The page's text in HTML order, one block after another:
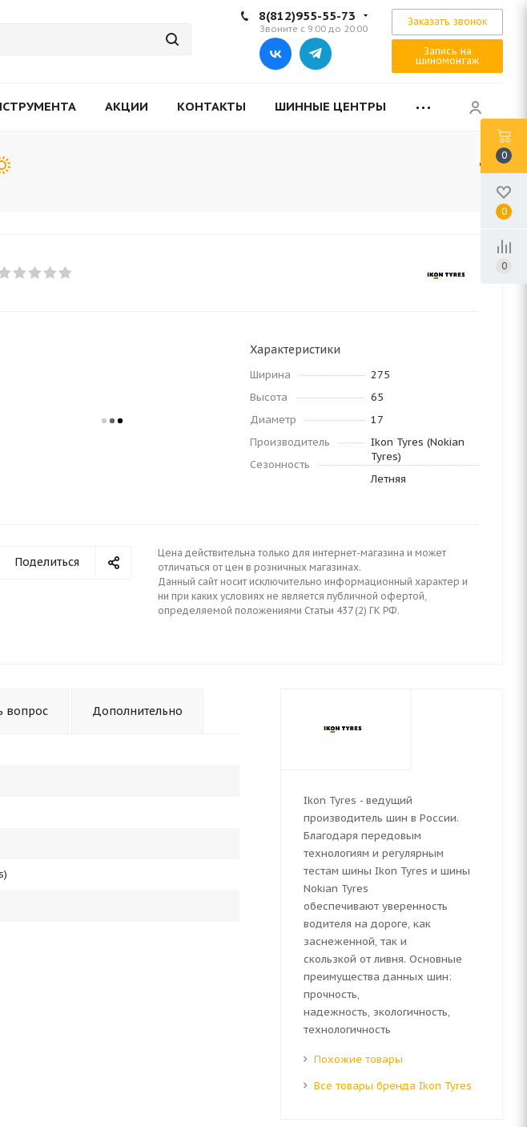
8(812)955-55-73
Звоните с 9:00 до 20:00
Заказать звонок
Запись на
шиномонтаж
АКЦИИ КОНТАКТЫ ШИННЫЕ ЦЕНТРЫ
Характеристики
Ширина
275
Высота
65
Диаметр
17
Производитель
Ikon Tyres (Nokian
Tyres)
Сезонность
Летняя
Поделиться
Цена действительна только для интернет-магазина и может
отличаться от цен в розничных магазинах.
Данный сайт носит исключительно информационный характер и
ни при каких условиях не является публичной офертой,
определяемой положениями Статьи 437 (2) ГК РФ.
вопрос Дополнительно
Ikon Tyres - ведущий
производитель шин в России.
Благодаря передовым
технологиям и регулярным
тестам шины Ikon Tyres и шины
Nokian Tyres
обеспечивают уверенность
водителя на дороге, как
заснеженной, так и
скользкой от ливня. Основные
преимущества данных шин:
прочность,
надежность, экологичность,
технологичность
Похожие товары
Все товары бренда Ikon Tyres
0
0
0